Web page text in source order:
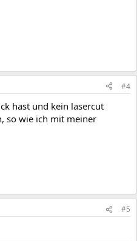
#4
hast und kein lasercut
so wie ich mit meiner
#5